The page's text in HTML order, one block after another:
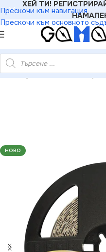
Прескочи към навигация
Прескочи към основното
ХЕЙ ТИ!
»Milagro ML4748 Премиум
НОВО